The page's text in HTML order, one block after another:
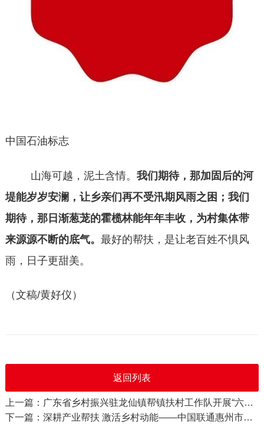
中国石油标志
山海可越，泥土含情。 我们期待，那加固后的河
堤能岁岁安澜，让乡亲们再不受汛期风雨之困；我们
期待，那日渐葱茏的霍榄林能年年丰收，为村集体带
来源源不断的底气。 最好的帮扶，是让老百姓不惧风
雨，日子更甜美。
（文稿/黄好仪）
返回列表
上一篇：广东省乡村振兴驻龙仙镇帮镇扶村工作队开展“六一”儿童节关爱系列活动
下一篇：深耕产业帮扶 激活乡村动能——中国联通惠州市分公司精准赋能惠东宝口乡村振兴